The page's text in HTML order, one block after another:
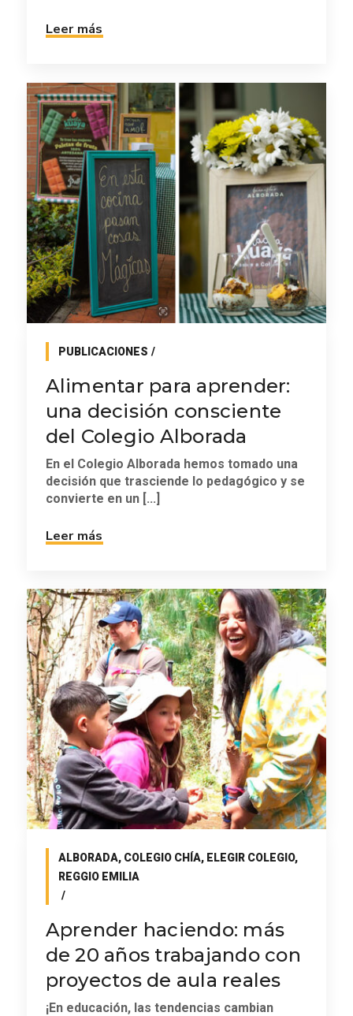
Leer más
PUBLICACIONES
Alimentar para aprender:
una decisión consciente
del Colegio Alborada
En el Colegio Alborada hemos tomado una
decisión que trasciende lo pedagógico y se
convierte en un [...]
Leer más
ALBORADA, COLEGIO CHÍA, ELEGIR COLEGIO,
REGGIO EMILIA
Aprender haciendo: más
de 20 años trabajando con
proyectos de aula reales
¡En educación, las tendencias cambian